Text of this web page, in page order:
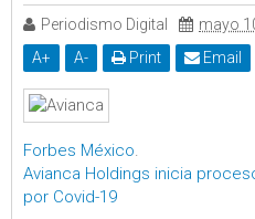
Periodismo Digital
mayo
A+ A- Print Email
Forbes México.
Avianca Holdings inicia
por Covid-19